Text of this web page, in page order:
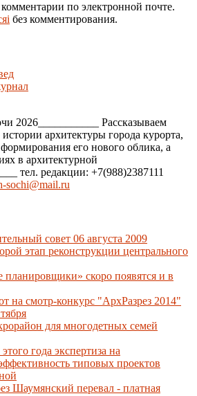
по электронной почте.
без комментирования.
2026___________ Рассказываем
архитектуры города курорта,
его нового облика, а
в архитектурной
тел. редакции: +7(988)2387111
sochi@mail.ru
совет 06 августа 2009
этап реконструкции центрального
планировщики» скоро появятся и в
на смотр-конкурс "АрхРазрез 2014"
для многодетных семей
года экспертиза на
типовых проектов
Шаумянский перевал - платная